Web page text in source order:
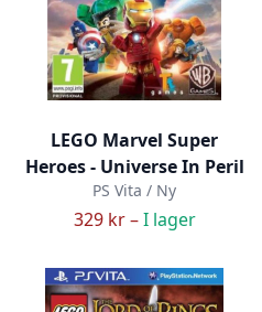
LEGO Marvel Super
Heroes - Universe In Peril
PS Vita / Ny
329 kr –I lager